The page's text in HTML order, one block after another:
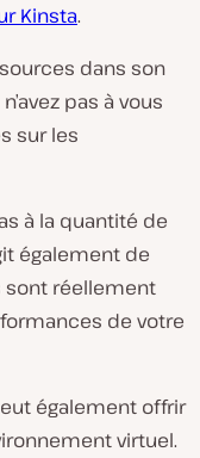
Kinsta.
dans son
pas à vous
sur les
à la quantité de
également de
sont réellement
de votre
également offrir
virtuel.